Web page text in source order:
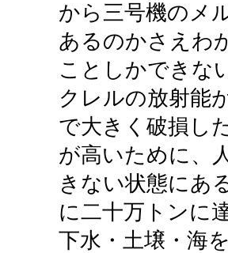
から三号機のメ
あるのかさえわ
ことしかできな
クレルの放射能
で大きく破損し
が高いために、
きない状態にあ
に二十万トンに
下水・土壌・海